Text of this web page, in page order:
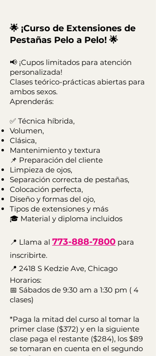
🌟 ¡Curso de Extensiones de
Pestañas Pelo a Pelo! 🌟
📢 ¡Cupos limitados para atención
personalizada!
Clases teórico-prácticas abiertas para
ambos sexos.
Aprenderás:
✅ Técnica híbrida,
Volumen,
Clásica,
Mantenimiento y textura
📌 Preparación del cliente
Limpieza de ojos,
Separación correcta de pestañas,
Colocación perfecta,
Diseño y formas del ojo,
Tipos de extensiones y más
🎓 Material y diploma incluidos
📍 Llama al 773-888-7800 para
inscribirte.
📍 2418 S Kedzie Ave, Chicago
Horarios:
📅 Sábados de 9:30 am a 1:30 pm ( 4
clases)
*Paga la mitad del curso al tomar la
primer clase ($372) y en la siguiente
clase paga el restante ($284), los $89
se tomaran en cuenta en el segundo